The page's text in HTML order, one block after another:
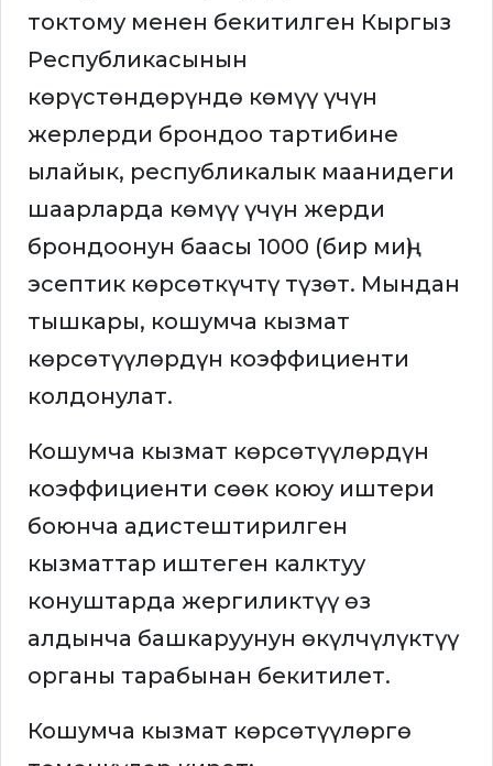
токтому менен бекитилген Кыргыз
Республикасынын
көрүстөндөрүндө көмүү үчүн
жерлерди брондоо тартибине
ылайык, республикалык маанидеги
шаарларда көмүү үчүн жерди
брондоонун баасы 1000 (бир миң)
эсептик көрсөткүчтү түзөт. Мындан
тышкары, кошумча кызмат
көрсөтүүлөрдүн коэффициенти
колдонулат.
Кошумча кызмат көрсөтүүлөрдүн
коэффициенти сөөк коюу иштери
боюнча адистештирилген
кызматтар иштеген калктуу
конуштарда жергиликтүү өз
алдынча башкаруунун өкүлчүлүктүү
органы тарабынан бекитилет.
Кошумча кызмат көрсөтүүлөргө